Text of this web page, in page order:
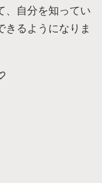
、自分を知ってい
きるようになりま